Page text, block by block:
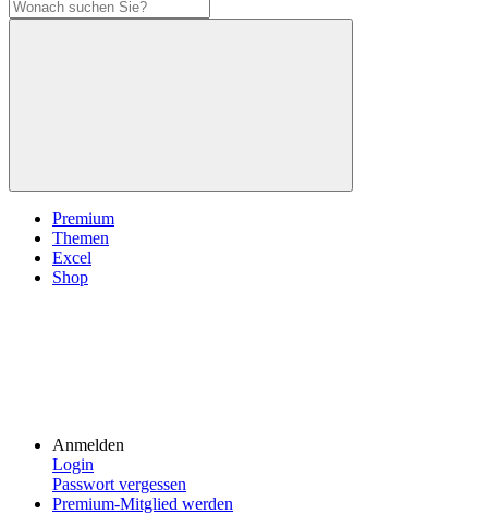
Premium
Themen
Excel
Shop
Anmelden
Login
Passwort vergessen
Premium-Mitglied werden